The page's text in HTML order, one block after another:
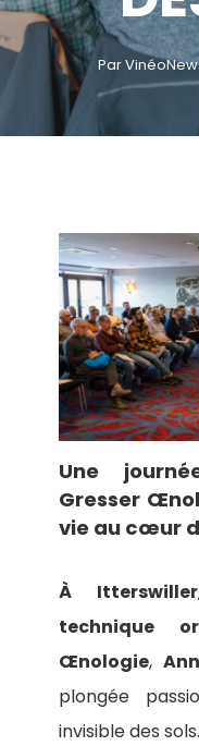
Par
Une
Gresser
vie au cœur
À Itterswiller
technique
Œnologie,
plongée
invisible des sols.